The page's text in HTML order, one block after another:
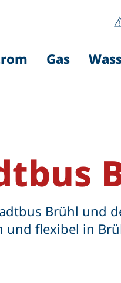
Gas
Brühl und
und flexibel in